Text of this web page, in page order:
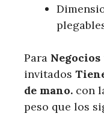
Para
invitados
de mano. con
peso que los